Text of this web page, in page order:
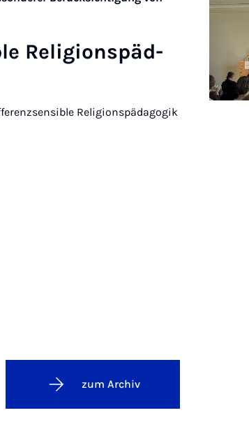
Re­li­gi­ons­päd­
Religionspädagogik
zum Archiv